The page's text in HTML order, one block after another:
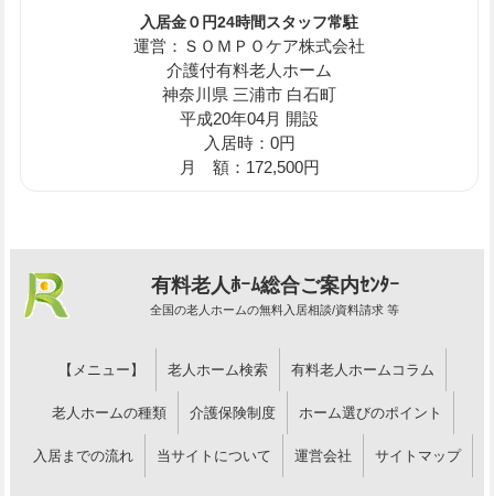
入居金０円24時間スタッフ常駐
運営：ＳＯＭＰＯケア株式会社
介護付有料老人ホーム
神奈川県 三浦市 白石町
平成20年04月 開設
入居時：0円
月 額：172,500円
有料老人ﾎｰﾑ総合ご案内ｾﾝﾀｰ
全国の老人ホームの無料入居相談/資料請求 等
【メニュー】 老人ホーム検索 有料老人ホームコラム
老人ホームの種類 介護保険制度 ホーム選びのポイント
入居までの流れ 当サイトについて 運営会社 サイトマップ